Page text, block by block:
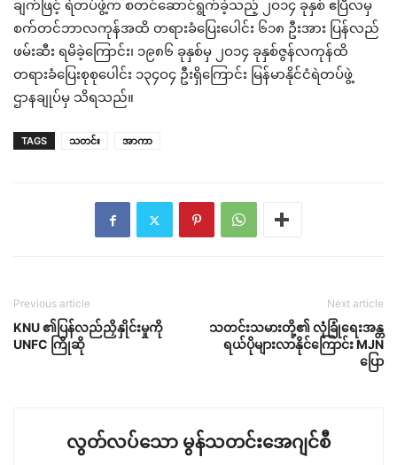
ချက်ဖြင့် ရဲတပ်ဖွဲ့က စတင်ဆောင်ရွက်ခဲ့သည့် ၂ဝ၁၄ ခုနှစ် ဧပြီလမှ
စက်တင်ဘာလကုန်အထိ တရားခံပြေးပေါင်း ၆၁၈ ဦးအား ပြန်လည်
ဖမ်းဆီး ရမိခဲ့ကြောင်း၊ ၁၉၈၆ ခုနှစ်မှ ၂ဝ၁၄ ခုနှစ်ဇွန်လကုန်ထိ
တရားခံပြေးစုစုပေါင်း ၁၃၄ဝ၄ ဦးရှိကြောင်း မြန်မာနိုင်ငံရဲတပ်ဖွဲ့
ဌာနချုပ်မှ သိရသည်။
TAGS သတင်း အာကာ
Previous article
KNU ၏ပြန်လည်ညှိနှိုင်းမှုကို
UNFC ကြိုဆို
Next article
သတင်းသမားတို့၏ လုံခြုံရေးအန္တ
ရယ်ပိုများလာနိုင်ကြောင်း MJN
ပြော
လွတ်လပ်သော မွန်သတင်းအေဂျင်စီ